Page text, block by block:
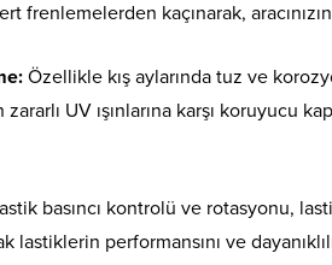
frenlemelerden kaçınarak,
: Özellikle kış aylarında tuz ve
UV ışınlarına karşı koruyucu
basıncı kontrolü ve rotasyonu,
lastiklerin performansını ve